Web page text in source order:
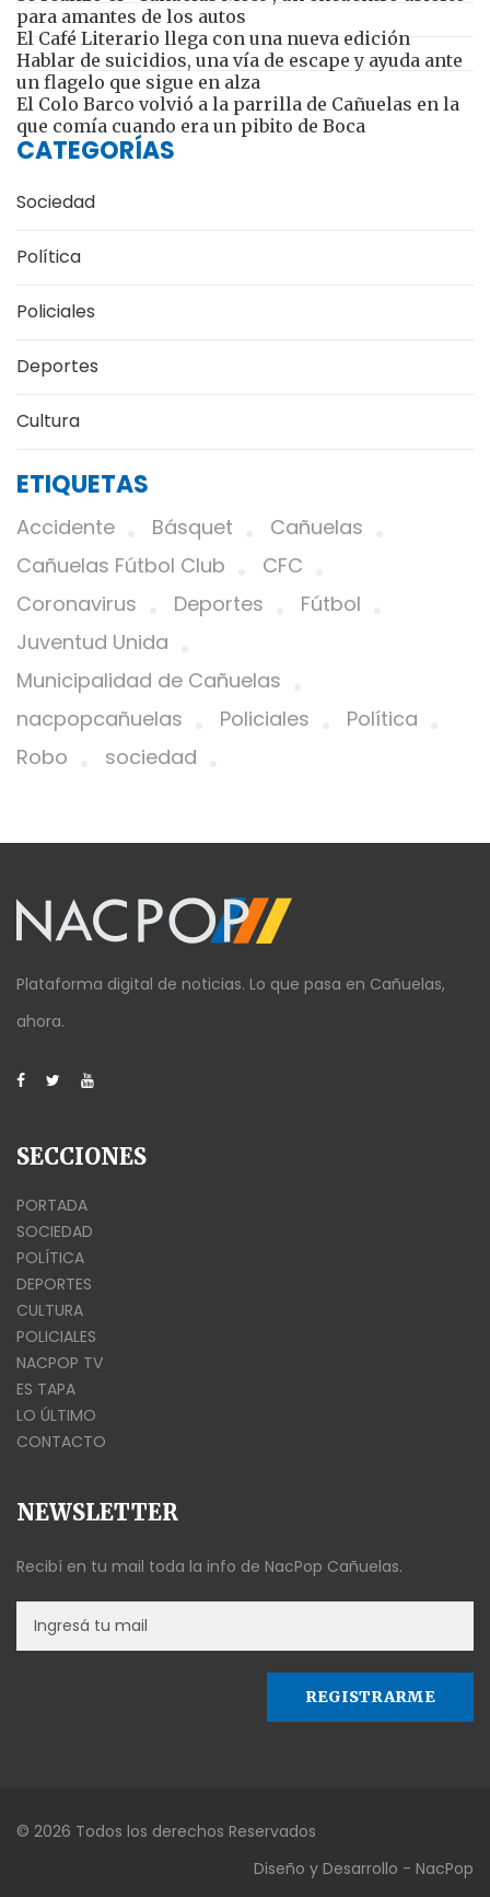
para amantes de los autos
El Café Literario llega con una nueva edición
Hablar de suicidios, una vía de escape y ayuda ante
un flagelo que sigue en alza
El Colo Barco volvió a la parrilla de Cañuelas en la
que comía cuando era un pibito de Boca
CATEGORÍAS
Sociedad
Política
Policiales
Deportes
Cultura
ETIQUETAS
Accidente Básquet
Cañuelas
Cañuelas Fútbol Club
CFC
Coronavirus
Deportes
Fútbol
Juventud Unida
Municipalidad de Cañuelas
nacpopcañuelas
Policiales
Política
Robo
sociedad
Plataforma digital de noticias. Lo que pasa en Cañuelas,
ahora.
SECCIONES
PORTADA
SOCIEDAD
POLÍTICA
DEPORTES
CULTURA
POLICIALES
NACPOP TV
ES TAPA
LO ÚLTIMO
CONTACTO
NEWSLETTER
Recibí en tu mail toda la info de NacPop Cañuelas.
© 2026 Todos los derechos Reservados
Diseño y Desarrollo - NacPop